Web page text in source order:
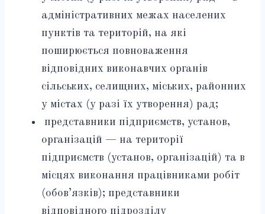
адміністративних межах населених
пунктів та територій, на які
поширюється повноваження
відповідних виконавчих органів
сільських, селищних, міських, районних
у містах (у разі їх утворення) рад;
представники підприємств, установ,
організацій — на території
підприємств (установ, організацій) та в
місцях виконання працівниками робіт
(обов’язків); представники
відповідного підрозділу